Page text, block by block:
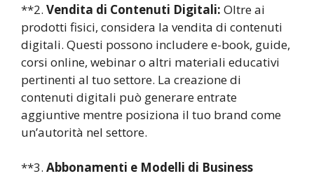
**2. Vendita di Contenuti Digitali: Oltre ai
prodotti fisici, considera la vendita di contenuti
digitali. Questi possono includere e-book, guide,
corsi online, webinar o altri materiali educativi
pertinenti al tuo settore. La creazione di
contenuti digitali può generare entrate
aggiuntive mentre posiziona il tuo brand come
un’autorità nel settore.
**3. Abbonamenti e Modelli di Business